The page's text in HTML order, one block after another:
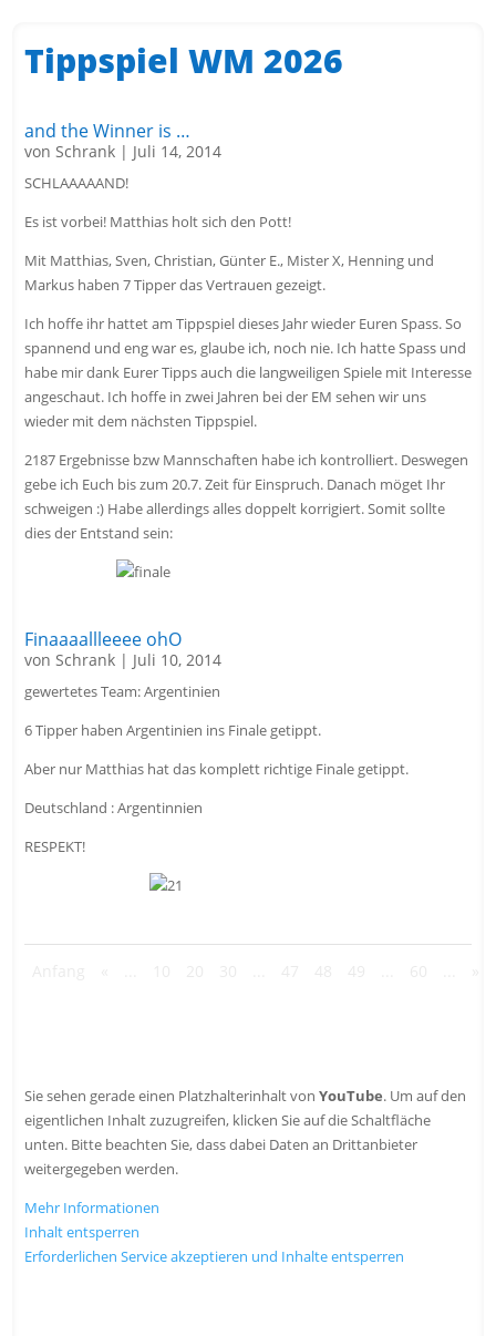
Tippspiel WM 2026
and the Winner is …
von Schrank| Juli 14, 2014
SCHLAAAAAND!
Es ist vorbei! Matthias holt sich den Pott!
Mit Matthias, Sven, Christian, Günter E., Mister X, Henning und
Markus haben 7 Tipper das Vertrauen gezeigt.
Ich hoffe ihr hattet am Tippspiel dieses Jahr wieder Euren Spass. So
spannend und eng war es, glaube ich, noch nie. Ich hatte Spass und
habe mir dank Eurer Tipps auch die langweiligen Spiele mit Interesse
angeschaut. Ich hoffe in zwei Jahren bei der EM sehen wir uns
wieder mit dem nächsten Tippspiel.
2187 Ergebnisse bzw Mannschaften habe ich kontrolliert. Deswegen
gebe ich Euch bis zum 20.7. Zeit für Einspruch. Danach möget Ihr
schweigen :) Habe allerdings alles doppelt korrigiert. Somit sollte
dies der Entstand sein:
Finaaaallleeee ohO
von Schrank| Juli 10, 2014
gewertetes Team: Argentinien
6 Tipper haben Argentinien ins Finale getippt.
Aber nur Matthias hat das komplett richtige Finale getippt.
Deutschland : Argentinnien
RESPEKT!
Sie sehen gerade einen Platzhalterinhalt von YouTube. Um auf den
eigentlichen Inhalt zuzugreifen, klicken Sie auf die Schaltfläche
unten. Bitte beachten Sie, dass dabei Daten an Drittanbieter
weitergegeben werden.
Mehr Informationen
Inhalt entsperren
Erforderlichen Service akzeptieren und Inhalte entsperren